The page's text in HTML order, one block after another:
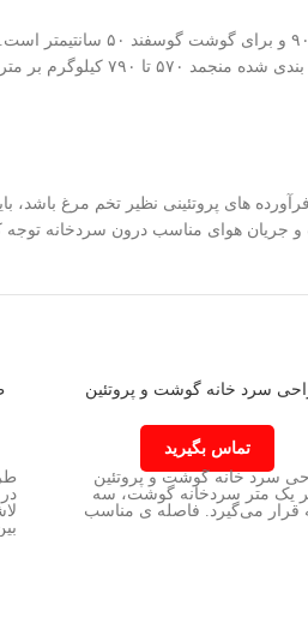
برای نگهداری فرآورده های پروتئینی
و جریان هوای مناسب درون
سرد خانه گوشت و پروتئین
تماس بگیرید
سرد خانه گوشت و پروتئین
یک متر سردخانه گوشت، سه
قرار می‌گیرد. فاصله ی مناسب